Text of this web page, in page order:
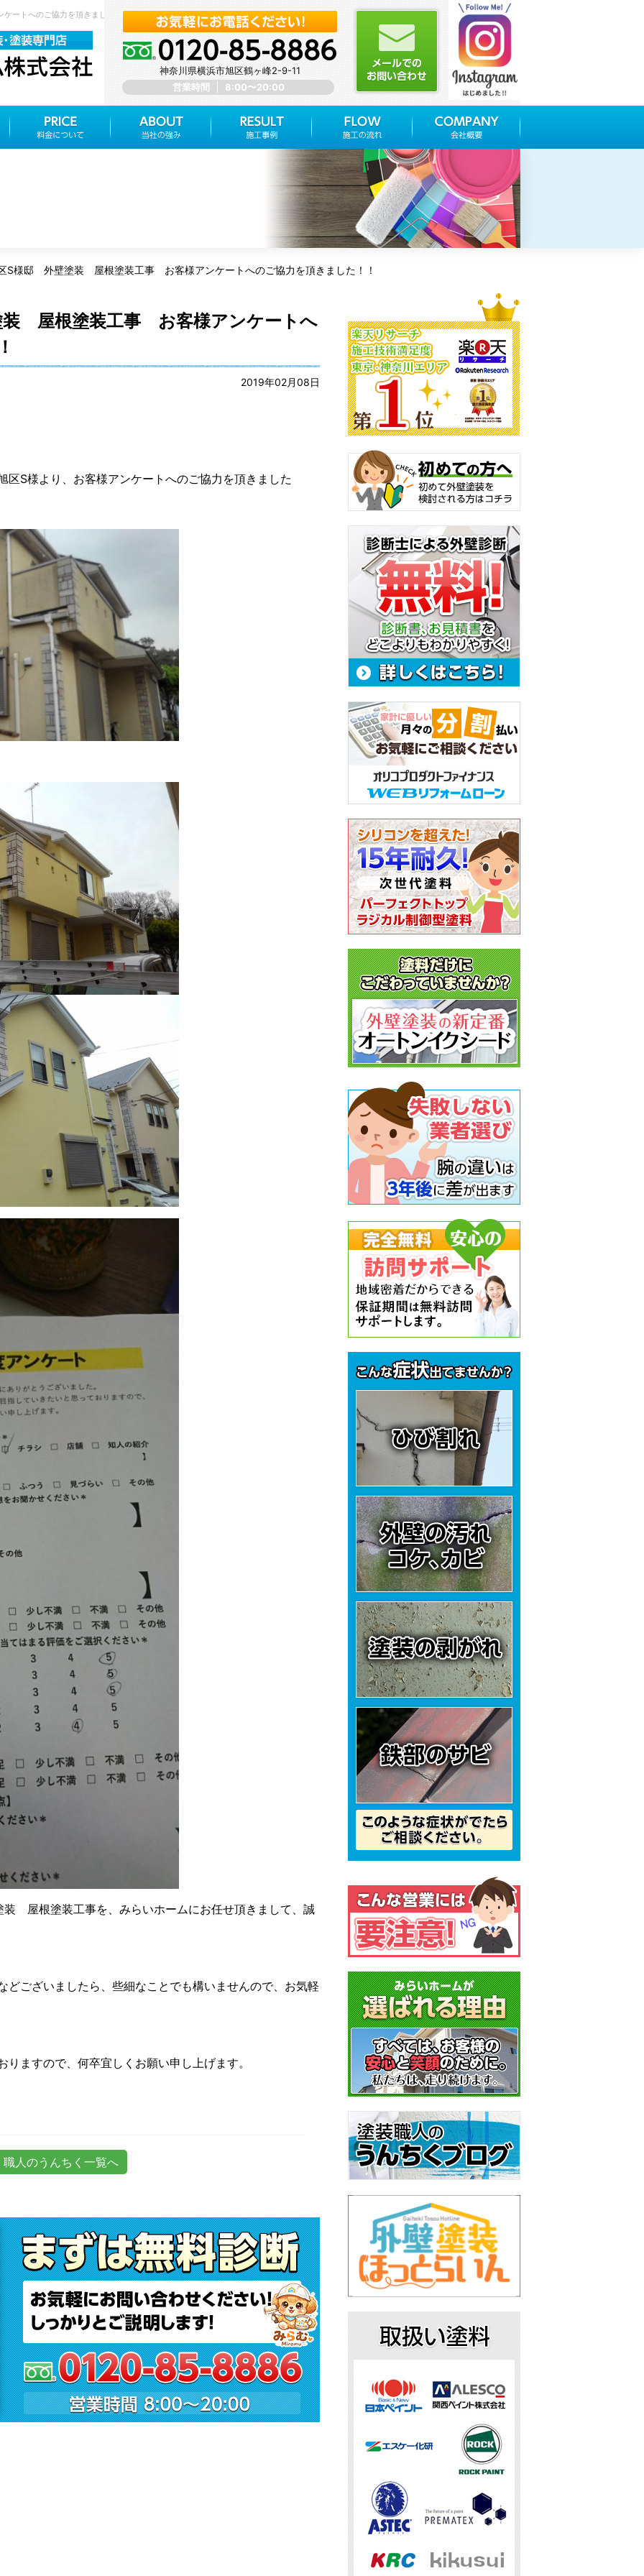
トへのご協力を頂きました！！ - 外壁塗装 屋根塗装 神奈川県横浜市旭区 みらいホーム株式会社
神奈川県横浜市旭区鶴ヶ峰2-9-11
営業時間
8:00〜20:00
S様邸 外壁塗装 屋根塗装工事 お客様アンケートへのご協力を頂きました！！
屋根塗装工事 お客様アンケートへ
2019年02月08日
区S様より、お客様アンケートへのご協力を頂きました
装 屋根塗装工事を、みらいホームにお任せ頂きまして、誠
どございましたら、些細なことでも構いませんので、お気軽
ますので、何卒宜しくお願い申し上げます。
職人のうんちく一覧へ